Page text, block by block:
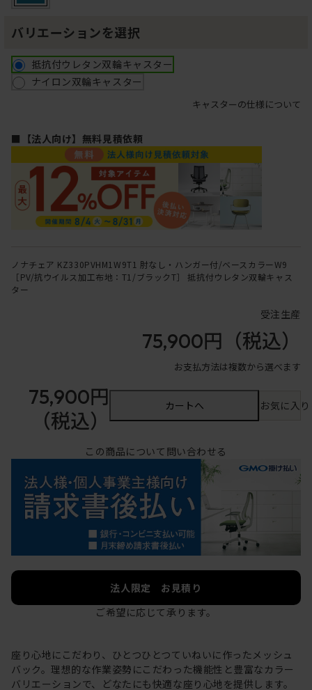
バリエーションを選択
抵抗付ウレタン双輪キャスター
ナイロン双輪キャスター
キャスターの仕様について
■【法人向け】無料見積依頼
ノナチェア KZ330PVHM1W9T1 肘なし・ハンガー付/ベースカラーW9
［PV/抗ウイルス加工布地：T1/ブラックT］ 抵抗付ウレタン双輪キャス
ター
受注生産
75,900円 （税込）
お支払方法は複数から選べます
75,900円
（税込）
カートへ お気に入
この商品について問い合わせる
法人限定 お見積り
ご希望に応じて承ります。
座り心地にこだわり、ひとつひとつていねいに作ったメッシュ
バック。理想的な作業姿勢にこだわった機能性と豊富なカラー
バリエーションで、どなたにも快適な座り心地を提供します。